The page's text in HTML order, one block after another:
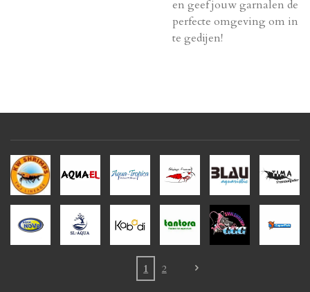
en geef jouw garnalen de
perfecte omgeving om in
te gedijen!
1 2